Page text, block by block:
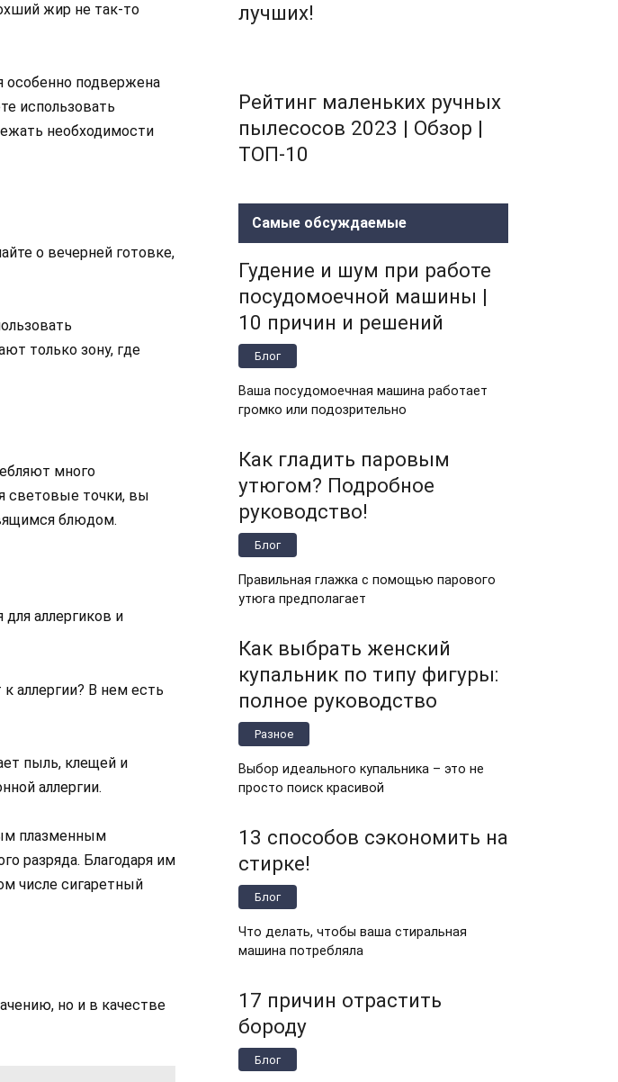
жир не так-то
особенно подвержена
использовать
необходимости
о вечерней готовке,
только зону, где
много
световые точки, вы
блюдом.
аллергиков и
аллергии? В нем есть
пыль, клещей и
аллергии.
плазменным
разряда. Благодаря им
числе сигаретный
но и в качестве
лучших!
Рейтинг маленьких ручных
пылесосов 2023 | Обзор |
ТОП-10
Самые обсуждаемые
Гудение и шум при работе
посудомоечной машины |
10 причин и решений
Блог
Ваша посудомоечная машина работает
громко или подозрительно
Как гладить паровым
утюгом? Подробное
руководство!
Блог
Правильная глажка с помощью парового
утюга предполагает
Как выбрать женский
купальник по типу фигуры:
полное руководство
Разное
Выбор идеального купальника – это не
просто поиск красивой
13 способов сэкономить на
стирке!
Блог
Что делать, чтобы ваша стиральная
машина потребляла
17 причин отрастить
бороду
Блог